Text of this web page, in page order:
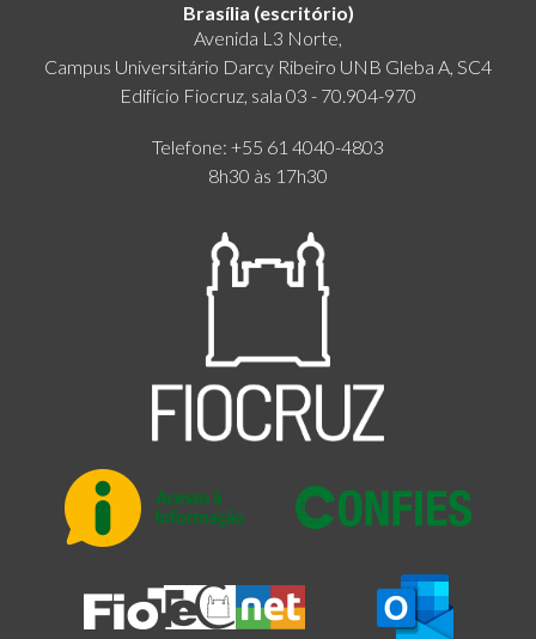
Brasília (escritório)
Avenida L3 Norte,
Campus Universitário Darcy Ribeiro UNB Gleba A, SC4
Edifício Fiocruz, sala 03 - 70.904-970
Telefone: +55 61 4040-4803
8h30 às 17h30